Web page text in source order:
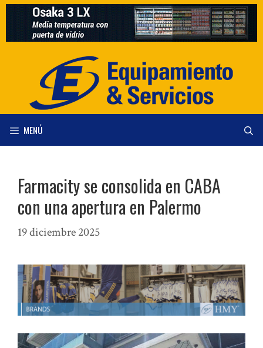
Saltar
contenido
MENÚ
Farmacity se consolida en CABA
con una apertura en Palermo
19 diciembre 2025